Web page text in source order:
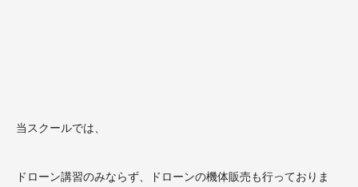
当スクールでは、
ドローン講習のみならず、ドローンの機体販売も行っておりま